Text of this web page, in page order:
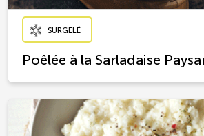
SURGELÉ
Poêlée à la Sarladaise